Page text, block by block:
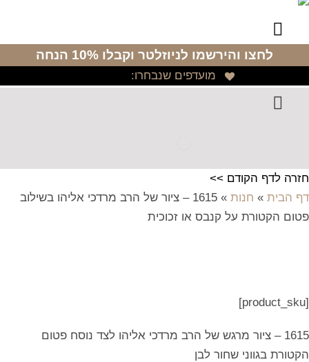
לחצו והירשמו לניוזלטר וקבלו 10% הנחה
מועדפים שנבחרו:
חזרה לדף הקודם >>
דף הבית » חנות »
1615 – ציור של הרב מרדכי אליהו בשילוב
פטום הקטורת על קנבס או זכוכית
[product_sku]
1615 – ציור מרגש של הרב מרדכי אליהו לצד נוסח פטום
הקטורת בגווני שחור לבן